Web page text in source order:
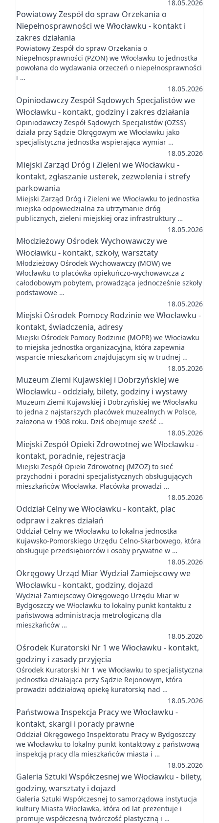
18.05.2026
Powiatowy Zespół do spraw Orzekania o
Niepełnosprawności we Włocławku - kontakt i
zakres działania
Powiatowy Zespół do spraw Orzekania o
Niepełnosprawności (PZON) we Włocławku to jednostka
powołana do wydawania orzeczeń o niepełnosprawności
i …
18.05.2026
Opiniodawczy Zespół Sądowych Specjalistów we
Włocławku - kontakt, godziny i zakres działania
Opiniodawczy Zespół Sądowych Specjalistów (OZSS)
działa przy Sądzie Okręgowym we Włocławku jako
specjalistyczna jednostka wspierająca wymiar …
18.05.2026
Miejski Zarząd Dróg i Zieleni we Włocławku -
kontakt, zgłaszanie usterek, zezwolenia i strefy
parkowania
Miejski Zarząd Dróg i Zieleni we Włocławku to jednostka
miejska odpowiedzialna za utrzymanie dróg
publicznych, zieleni miejskiej oraz infrastruktury …
18.05.2026
Młodzieżowy Ośrodek Wychowawczy we
Włocławku - kontakt, szkoły, warsztaty
Młodzieżowy Ośrodek Wychowawczy (MOW) we
Włocławku to placówka opiekuńczo-wychowawcza z
całodobowym pobytem, prowadząca jednocześnie szkoły
podstawowe …
18.05.2026
Miejski Ośrodek Pomocy Rodzinie we Włocławku -
kontakt, świadczenia, adresy
Miejski Ośrodek Pomocy Rodzinie (MOPR) we Włocławku
to miejska jednostka organizacyjna, która zapewnia
wsparcie mieszkańcom znajdującym się w trudnej …
18.05.2026
Muzeum Ziemi Kujawskiej i Dobrzyńskiej we
Włocławku - oddziały, bilety, godziny i wystawy
Muzeum Ziemi Kujawskiej i Dobrzyńskiej we Włocławku
to jedna z najstarszych placówek muzealnych w Polsce,
założona w 1908 roku. Dziś obejmuje sześć …
18.05.2026
Miejski Zespół Opieki Zdrowotnej we Włocławku -
kontakt, poradnie, rejestracja
Miejski Zespół Opieki Zdrowotnej (MZOZ) to sieć
przychodni i poradni specjalistycznych obsługujących
mieszkańców Włocławka. Placówka prowadzi …
18.05.2026
Oddział Celny we Włocławku - kontakt, plac
odpraw i zakres działań
Oddział Celny we Włocławku to lokalna jednostka
Kujawsko-Pomorskiego Urzędu Celno-Skarbowego, która
obsługuje przedsiębiorców i osoby prywatne w …
18.05.2026
Okręgowy Urząd Miar Wydział Zamiejscowy we
Włocławku - kontakt, godziny, dojazd
Wydział Zamiejscowy Okręgowego Urzędu Miar w
Bydgoszczy we Włocławku to lokalny punkt kontaktu z
państwową administracją metrologiczną dla
mieszkańców …
18.05.2026
Ośrodek Kuratorski Nr 1 we Włocławku - kontakt,
godziny i zasady przyjęcia
Ośrodek Kuratorski Nr 1 we Włocławku to specjalistyczna
jednostka działająca przy Sądzie Rejonowym, która
prowadzi oddziałową opiekę kuratorską nad …
18.05.2026
Państwowa Inspekcja Pracy we Włocławku -
kontakt, skargi i porady prawne
Oddział Okręgowego Inspektoratu Pracy w Bydgoszczy
we Włocławku to lokalny punkt kontaktowy z państwową
inspekcją pracy dla mieszkańców miasta i …
18.05.2026
Galeria Sztuki Współczesnej we Włocławku - bilety,
godziny, warsztaty i dojazd
Galeria Sztuki Współczesnej to samorządowa instytucja
kultury Miasta Włocławka, która od lat prezentuje i
promuje współczesną twórczość plastyczną i …